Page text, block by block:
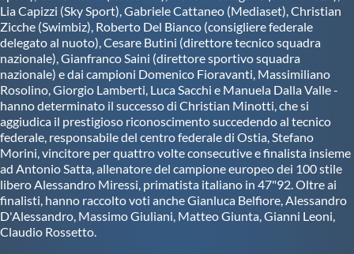
Lia Capizzi (Sky Sport), Gabriele Cattaneo (Mediaset), Christian
Zicche (Swimbiz), Roberto Del Bianco (consigliere federale
delegato al nuoto), Cesare Butini (direttore tecnico squadra
nazionale), Gianfranco Saini (direttore sportivo squadra
nazionale) e dai campioni Domenico Fioravanti, Massimiliano
Rosolino, Giorgio Lamberti, Luca Sacchi e Manuela Dalla Valle -
hanno determinato il successo di Christian Minotti, che si
aggiudica il prestigioso riconoscimento succedendo al tecnico
federale, responsabile del centro federale di Ostia, Stefano
Morini, vincitore per quattro volte consecutive e finalista insieme
ad Antonio Satta, allenatore del campione europeo dei 100 stile
libero Alessandro Miressi, primatista italiano in 47"92. Oltre ai
finalisti, hanno raccolto voti anche Gianluca Belfiore, Alessandro
D'Alessandro, Massimo Giuliani, Matteo Giunta, Gianni Leoni,
Claudio Rossetto.